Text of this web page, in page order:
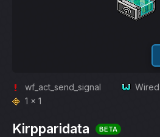
wf_act_send_signal Wired
1 x 1
Kirpparidata BETA